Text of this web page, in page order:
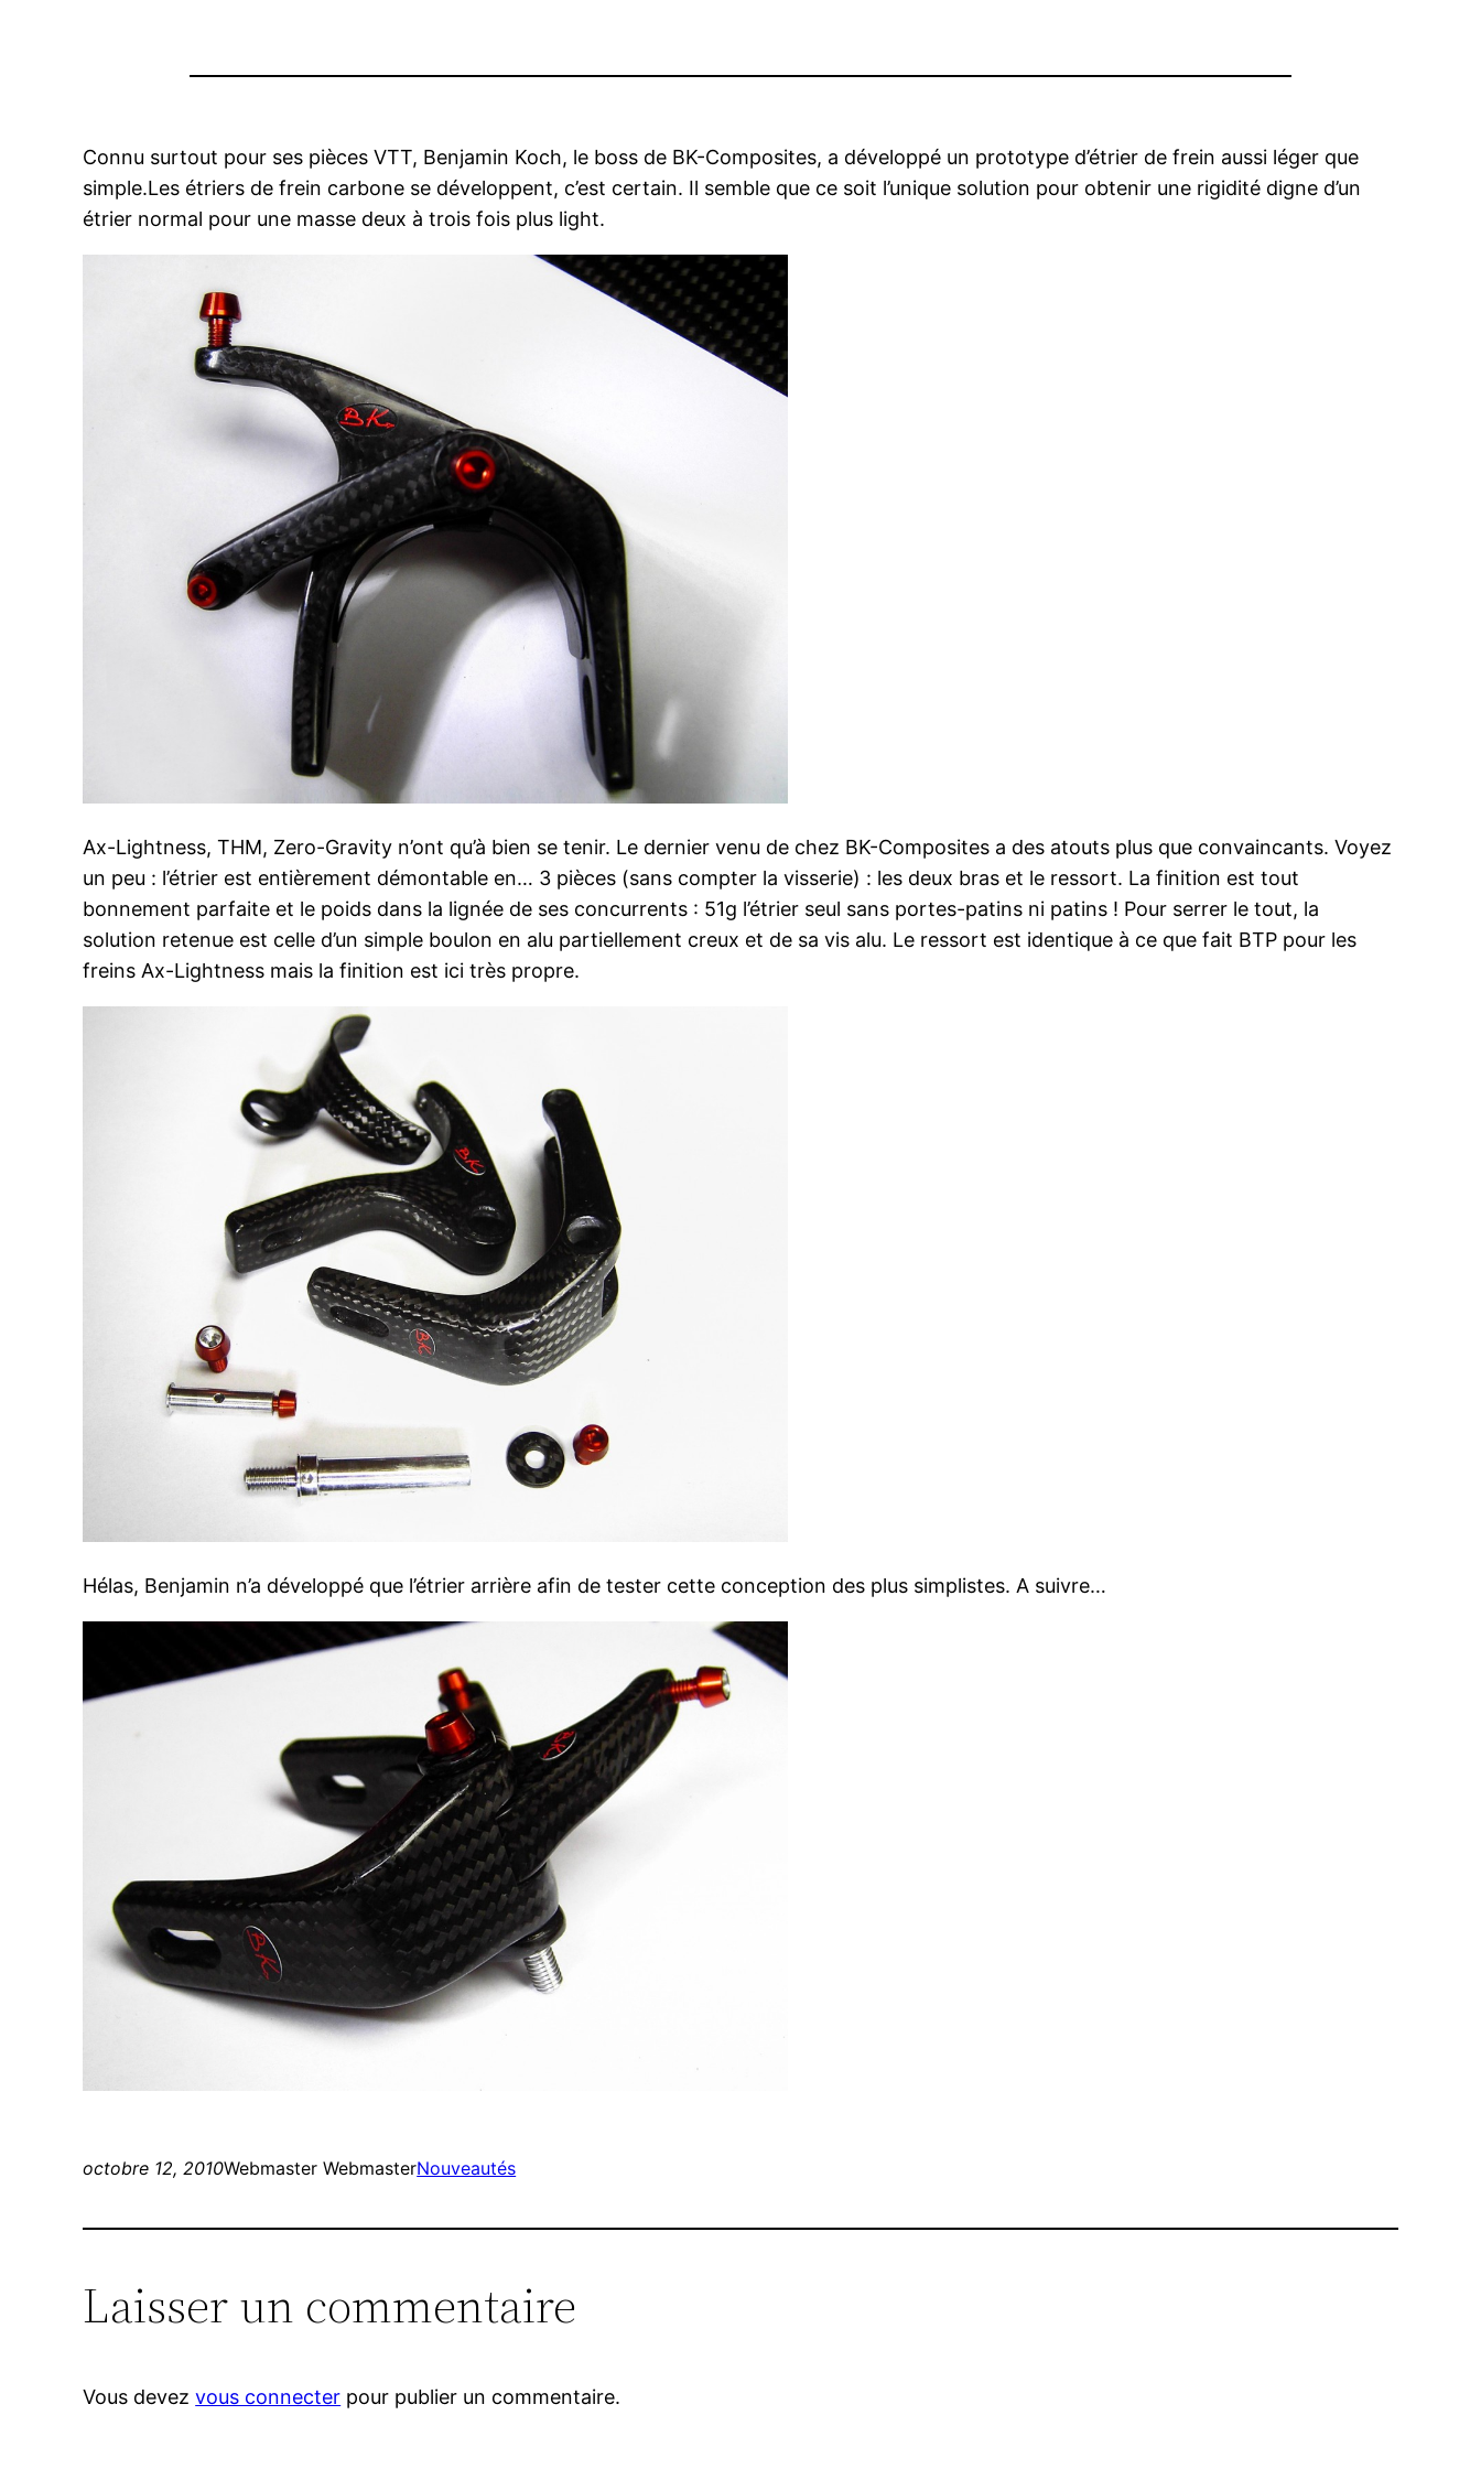
Connu surtout pour ses pièces VTT, Benjamin Koch, le boss de BK-Composites, a développé un prototype d’étrier de frein aussi léger que
simple.Les étriers de frein carbone se développent, c’est certain. Il semble que ce soit l’unique solution pour obtenir une rigidité digne d’un
étrier normal pour une masse deux à trois fois plus light.
Ax-Lightness, THM, Zero-Gravity n’ont qu’à bien se tenir. Le dernier venu de chez BK-Composites a des atouts plus que convaincants. Voyez
un peu : l’étrier est entièrement démontable en… 3 pièces (sans compter la visserie) : les deux bras et le ressort. La finition est tout
bonnement parfaite et le poids dans la lignée de ses concurrents : 51g l’étrier seul sans portes-patins ni patins ! Pour serrer le tout, la
solution retenue est celle d’un simple boulon en alu partiellement creux et de sa vis alu. Le ressort est identique à ce que fait BTP pour les
freins Ax-Lightness mais la finition est ici très propre.
Hélas, Benjamin n’a développé que l’étrier arrière afin de tester cette conception des plus simplistes. A suivre…
octobre 12, 2010Webmaster WebmasterNouveautés
Laisser un commentaire
Vous devezvous connecter pour publier un commentaire.